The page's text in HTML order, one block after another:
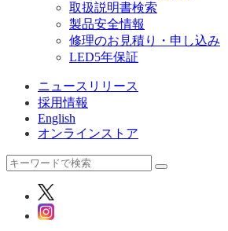
取扱説明書検索
製品安全情報
修理のお見積り・申し込み
LED5年保証
ニュースリリース
採用情報
English
オンラインストア